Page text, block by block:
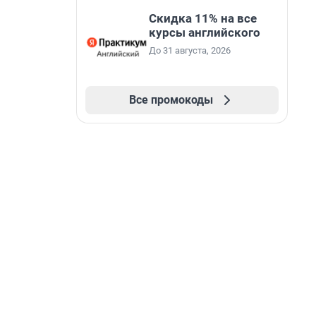
Скидка 11% на все
курсы английского
До 31 августа, 2026
Все промокоды